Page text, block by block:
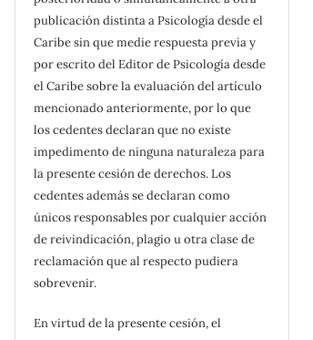
publicación distinta a Psicología desde el
Caribe sin que medie respuesta previa y
por escrito del Editor de Psicología desde
el Caribe sobre la evaluación del artículo
mencionado anteriormente, por lo que
los cedentes declaran que no existe
impedimento de ninguna naturaleza para
la presente cesión de derechos. Los
cedentes además se declaran como
únicos responsables por cualquier acción
de reivindicación, plagio u otra clase de
reclamación que al respecto pudiera
sobrevenir.
En virtud de la presente cesión, el